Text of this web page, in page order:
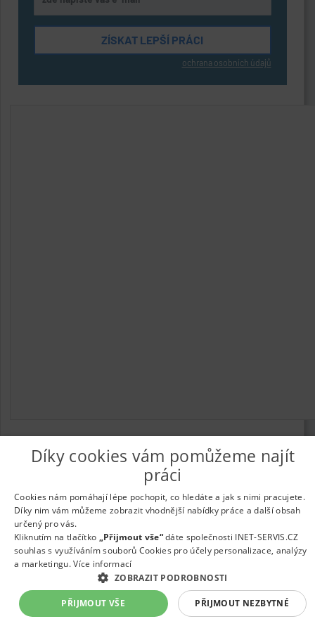
ochrana osobních údajů
| Nabídka práce - zaměstnání
Informace o webu a kontakt na provozovatele |Podmínky
webu|Vložit inzerát|Odběr novinek| Odstranění inzerátu|
Díky cookies vám pomůžeme najít
práci
Cookies nám pomáhají lépe pochopit, co hledáte a jak s nimi pracujete.
Díky nim vám můžeme zobrazit vhodnější nabídky práce a další obsah
určený pro vás.
Kliknutím na tlačítko „Přijmout vše“dáte společnosti INET-SERVIS.CZ
souhlas s využíváním souborů Cookies pro účely personalizace, analýzy
a marketingu.Více informací
ZOBRAZIT PODROBNOSTI
PŘIJMOUT VŠE PŘIJMOUT NEZBYTNÉ